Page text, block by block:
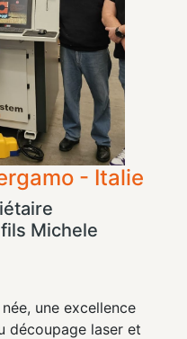
- Italie
Michele
une excellence
découpage laser et